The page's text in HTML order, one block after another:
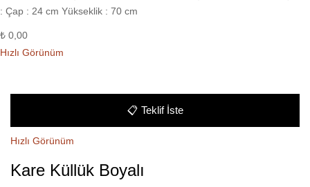
: Çap : 24 cm Yükseklik : 70 cm
₺ 0,00
Hızlı Görünüm
📋 Teklif İste
Hızlı Görünüm
Kare Küllük Boyalı